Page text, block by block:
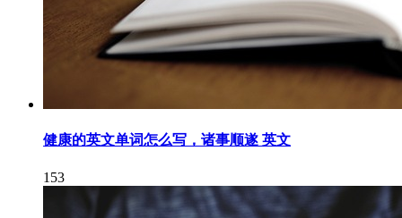
健康的英文单词怎么写，诸事顺遂 英文
153